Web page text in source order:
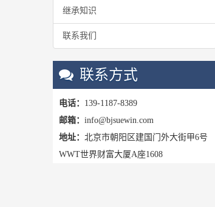
继承知识
联系我们
联系方式
电话： 139-1187-8389
邮箱： info@bjsuewin.com
地址： 北京市朝阳区建国门外大街甲6号
WWT世界财富大厦A座1608